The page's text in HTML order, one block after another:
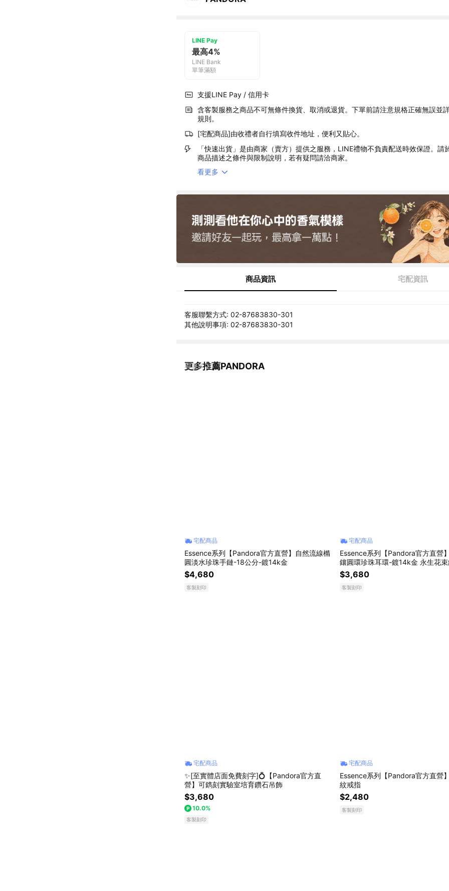
LINE Pay
最高4%
LINE Bank
單筆滿額
支援LINE Pay / 信用卡
含客製服務之商品不可無條件換貨、取消或退貨。下單前請注意規格正確無誤並
規則。
[宅配商品]由收禮者自行填寫收件地址，便利又貼心。
「快速出貨」是由商家（賣方）提供之服務，LINE禮物不負責配送時效保證。請
商品描述之條件與限制說明，若有疑問請洽商家。
看更多
商品資訊 宅配資訊
客服聯繫方式: 02-87683830-301
其他說明事項: 02-87683830-301
更多推薦PANDORA
看更多
宅配商品
Essence系列【Pandora官方直營】自然流線橢
圓淡水珍珠手鏈-18公分-鍍14k金
$4,680
客製刻印
宅配商品
Essence系列【Pandora官方直營
鑲圓環珍珠耳環-鍍14k金 永生花束
$3,680
客製刻印
宅配商品
✨[至實體店面免費刻字]💍【Pandora官方直
營】可鐫刻實驗室培育鑽石吊飾
$3,680
10.0%
客製刻印
宅配商品
Essence系列【Pandora官方直營
紋戒指
$2,480
客製刻印